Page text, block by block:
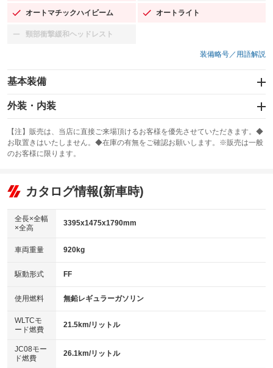
オートマチックハイビーム
：装備あり オートライト
：装備あり
頸部衝撃緩和ヘッドレスト
：装備なし
装備略号／用語解説
基本装備
エアバッグ：運転席/助手席/サイド
：装備あり
：装備あり
サンルーフ
：装備なし ABS
リフトアップ
：装備なし
：装備なし
パワーウィンドウ
アイドリングストップ
：装備あり
USB入力端子
：装備あり
100V電源
：装備なし
センターデフロック
：装備なし
電動格納ミラー
：装備あり
外装・内装
カーナビ
：装備なし
TV
：装備なし
ビジュアル
：装備なし
：装備あり
革シート
キーレス
HID(キセノンライト)
：装備なし
バックカメラ
：装備なし
エアロ
：装備なし
：装備なし
パワーシート
【注】販売は、当店に直接ご来場頂けるお客様を優先させていただきます。◆
お取置きはいたしません。◆在庫の有無をご確認お願いします。※販売は一般
のお客様に限ります。
カタログ情報(新車時)
全長×全幅
×全高
3395x1475x1790mm
車両重量 920kg
駆動形式 FF
使用燃料 無鉛レギュラーガソリン
WLTCモ
ード燃費
21.5km/リットル
JC08モー
ド燃費
26.1km/リットル